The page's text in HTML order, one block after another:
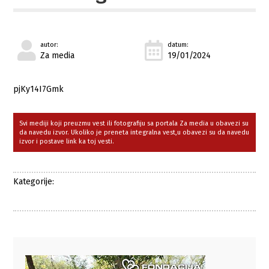
autor:
Za media
datum:
19/01/2024
pjKy14I7Gmk
Svi mediji koji preuzmu vest ili fotografiju sa portala Za media u obavezi su
da navedu izvor. Ukoliko je preneta integralna vest,u obavezi su da navedu
izvor i postave link ka toj vesti.
Kategorije: